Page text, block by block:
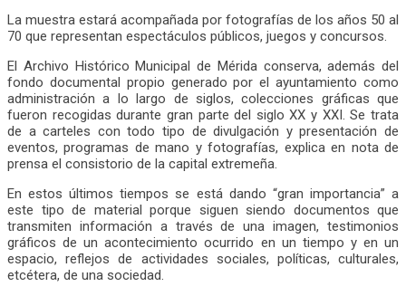
La muestra estará acompañada por fotografías de los años 50 al
70 que representan espectáculos públicos, juegos y concursos.
El Archivo Histórico Municipal de Mérida conserva, además del
fondo documental propio generado por el ayuntamiento como
administración a lo largo de siglos, colecciones gráficas que
fueron recogidas durante gran parte del siglo XX y XXI. Se trata
de a carteles con todo tipo de divulgación y presentación de
eventos, programas de mano y fotografías, explica en nota de
prensa el consistorio de la capital extremeña.
En estos últimos tiempos se está dando “gran importancia” a
este tipo de material porque siguen siendo documentos que
transmiten información a través de una imagen, testimonios
gráficos de un acontecimiento ocurrido en un tiempo y en un
espacio, reflejos de actividades sociales, políticas, culturales,
etcétera, de una sociedad.